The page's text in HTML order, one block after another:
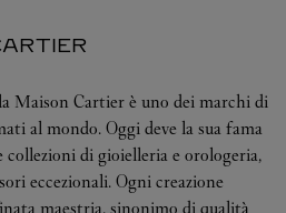
Maison Cartier è uno dei marchi di
al mondo. Oggi deve la sua fama
collezioni di gioielleria e orologeria,
eccezionali. Ogni creazione
maestria, sinonimo di qualità